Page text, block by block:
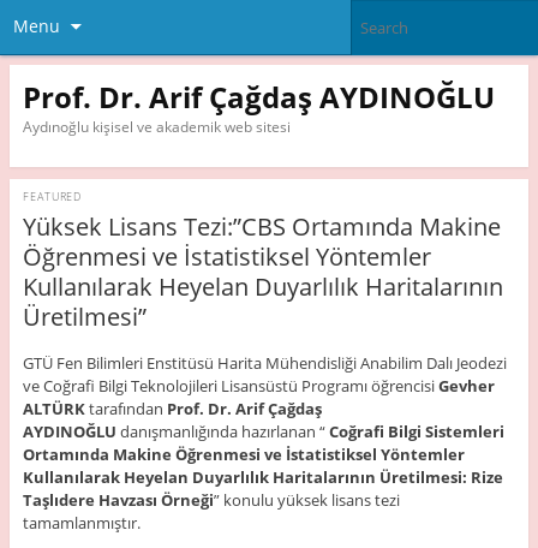
Menu
Prof. Dr. Arif Çağdaş AYDINOĞLU
Aydınoğlu kişisel ve akademik web sitesi
Yüksek Lisans Tezi:”CBS Ortamında Makine
Öğrenmesi ve İstatistiksel Yöntemler
Kullanılarak Heyelan Duyarlılık Haritalarının
Üretilmesi”
FEATURED
GTÜ Fen Bilimleri Enstitüsü Harita Mühendisliği Anabilim Dalı Jeodezi
ve Coğrafi Bilgi Teknolojileri Lisansüstü Programı öğrencisiGevher
ALTÜRKtarafından Prof. Dr. Arif Çağdaş
AYDINOĞLU danışmanlığında hazırlanan “Coğrafi Bilgi Sistemleri
Ortamında Makine Öğrenmesi ve İstatistiksel Yöntemler
Kullanılarak Heyelan Duyarlılık Haritalarının Üretilmesi: Rize
Taşlıdere Havzası Örneği” konulu yüksek lisans tezi
tamamlanmıştır.